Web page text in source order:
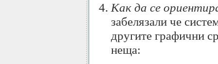
Как да се
забелязали че
другите графични
неща: